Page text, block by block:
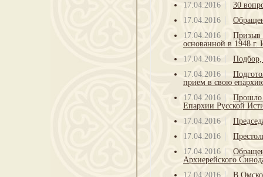
17.04.2016
30
17.04.2016
17.04.2016
Призыв
основанной в 1948
17.04.2016
17.04.2016
прием в свою
17.04.2016
Прошло
Епархии Русской
17.04.2016
17.04.2016
17.04.2016
Архиерейского
17.04.2016
В